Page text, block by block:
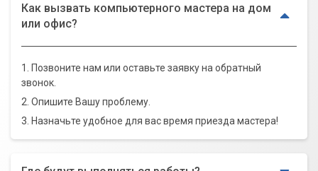
Как вызвать компьютерного мастера на дом
или офис?
1. Позвоните нам или оставьте заявку на обратный
звонок.
2. Опишите Вашу проблему.
3. Назначьте удобное для вас время приезда мастера!